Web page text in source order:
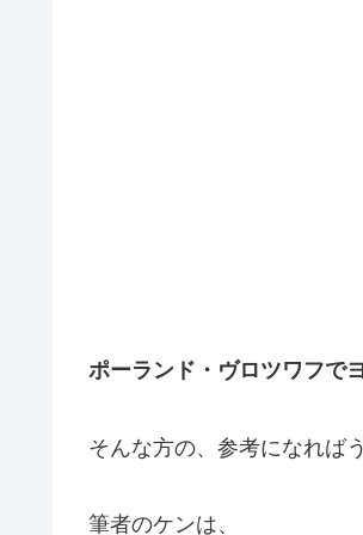
ポーランド・ヴロツワフで
そんな方の、参考になれば
筆者のケンは、